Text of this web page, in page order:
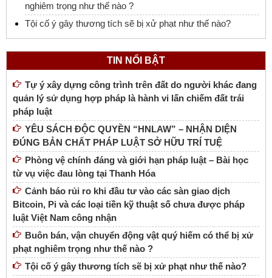
nghiêm trọng như thế nào ?
Tội cố ý gây thương tích sẽ bị xử phạt như thế nào?
TIN NỔI BẬT
Tự ý xây dựng công trình trên đất do người khác đang
quản lý sử dụng hợp pháp là hành vi lấn chiếm đất trái
pháp luật
YÊU SÁCH ĐỘC QUYỀN “HNLAW” – NHẬN DIỆN
ĐÚNG BẢN CHẤT PHÁP LUẬT SỞ HỮU TRÍ TUỆ
Phòng vệ chính đáng và giới hạn pháp luật – Bài học
từ vụ việc đau lòng tại Thanh Hóa
Cảnh báo rủi ro khi đầu tư vào các sàn giao dịch
Bitcoin, Pi và các loại tiền kỹ thuật số chưa được pháp
luật Việt Nam công nhận
Buôn bán, vận chuyển động vật quý hiếm có thể bị xử
phạt nghiêm trọng như thế nào ?
Tội cố ý gây thương tích sẽ bị xử phạt như thế nào?